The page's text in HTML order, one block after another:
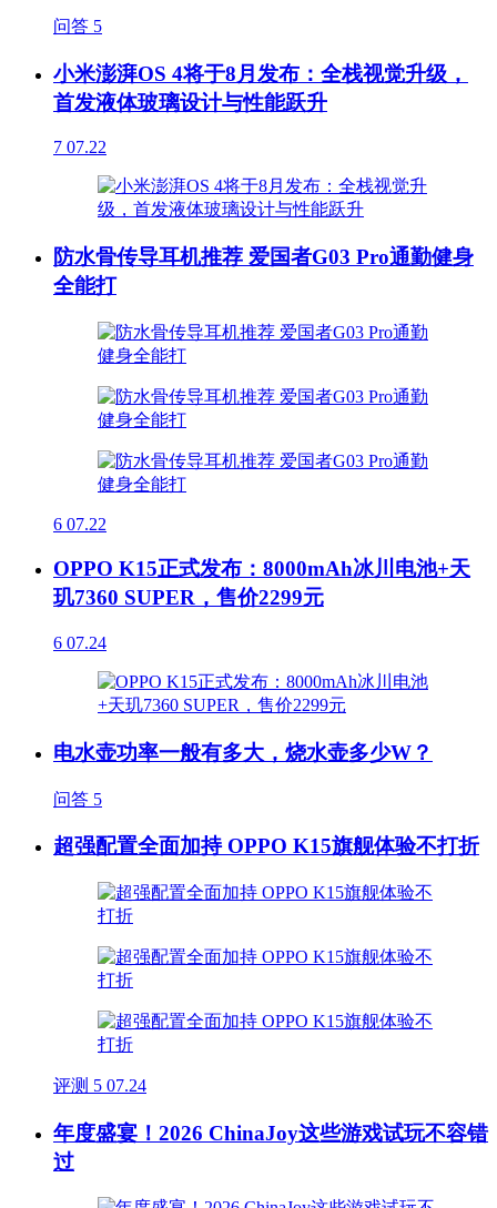
问答 5
小米澎湃OS 4将于8月发布：全栈视觉升级，
首发液体玻璃设计与性能跃升
7 07.22
防水骨传导耳机推荐 爱国者G03 Pro通勤健身
全能打
6 07.22
OPPO K15正式发布：8000mAh冰川电池+天
玑7360 SUPER，售价2299元
6 07.24
电水壶功率一般有多大，烧水壶多少W？
问答 5
超强配置全面加持 OPPO K15旗舰体验不打折
评测 5 07.24
年度盛宴！2026 ChinaJoy这些游戏试玩不容错
过